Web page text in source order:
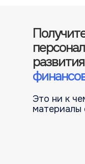
Это ни к
материалы